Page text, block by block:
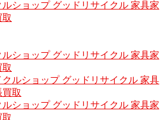
ショップ グッドリサイクル 家具家
ショップ グッドリサイクル 家具家
ルショップ グッドリサイクル 家具
取
ショップ グッドリサイクル 家具家